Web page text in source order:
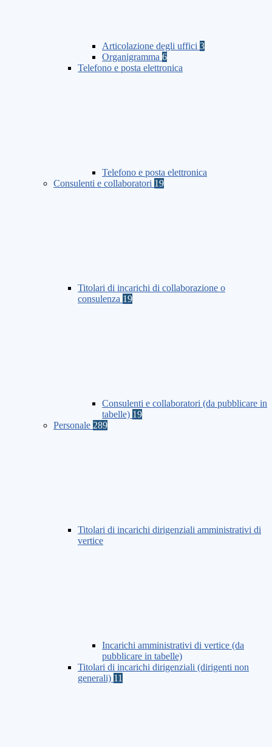
Articolazione degli uffici 3
Organigramma 6
Telefono e posta elettronica
Telefono e posta elettronica
Consulenti e collaboratori 19
Titolari di incarichi di collaborazione o
consulenza 19
Consulenti e collaboratori (da pubblicare in
tabelle) 19
Personale 289
Titolari di incarichi dirigenziali amministrativi di
vertice
Incarichi amministrativi di vertice (da
pubblicare in tabelle)
Titolari di incarichi dirigenziali (dirigenti non
generali) 11